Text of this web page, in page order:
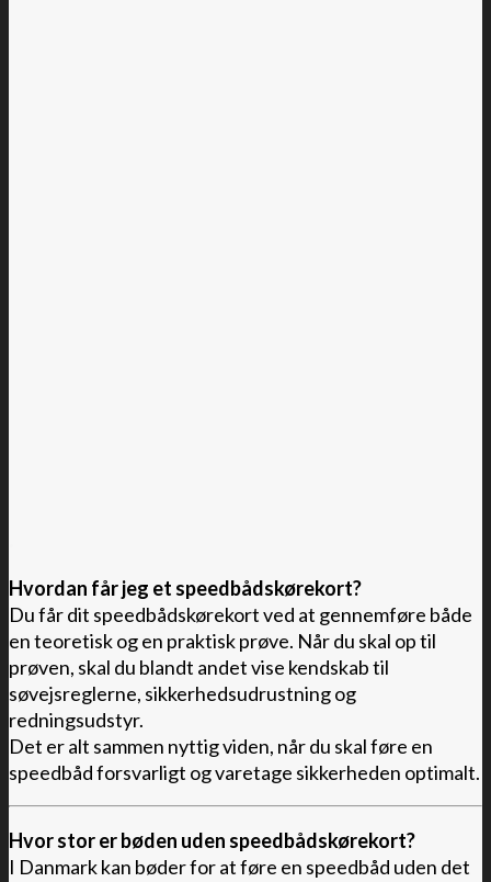
Hvordan får jeg et speedbådskørekort?
Du får dit speedbådskørekort ved at gennemføre både
en teoretisk og en praktisk prøve. Når du skal op til
prøven, skal du blandt andet vise kendskab til
søvejsreglerne, sikkerhedsudrustning og
redningsudstyr.
Det er alt sammen nyttig viden, når du skal føre en
speedbåd forsvarligt og varetage sikkerheden optimalt.
Hvor stor er bøden uden speedbådskørekort?
I Danmark kan bøder for at føre en speedbåd uden det